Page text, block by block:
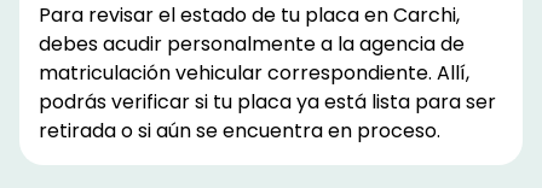
Para revisar el estado de tu placa en Carchi,
debes acudir personalmente a la agencia de
matriculación vehicular correspondiente. Allí,
podrás verificar si tu placa ya está lista para ser
retirada o si aún se encuentra en proceso.